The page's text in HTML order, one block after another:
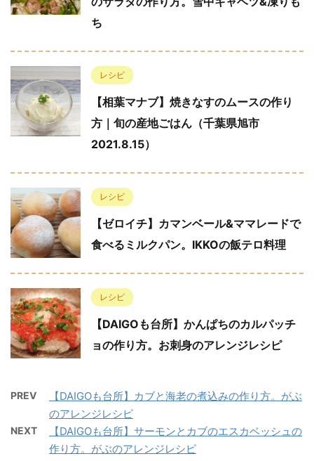
ち
レシピ
【相葉マナブ】焼きなすのムースの作り
方｜旬の産地ごはん（千葉県旭市
2021.8.15）
レシピ
【ゼロイチ】カマンベール&ママレードで
食べるミルクパン。IKKOの飯テロ料理
レシピ
【DAIGOも台所】かんぱちのカルパッチ
ョの作り方。お刺身のアレンジレシピ
PREV
【DAIGOも台所】カブと海老の煮込みの作り方。がぶ
のアレンジレシピ
NEXT
【DAIGOも台所】サーモンとカブのエスカベッシュの
作り方。がぶのアレンジレシピ